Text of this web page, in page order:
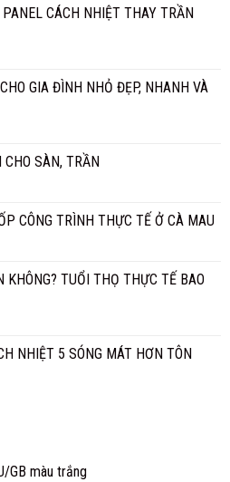
TIẾT
BÁO
CÁCH NHIỆT THAY TRẦN
NÊN
GIA ĐÌNH NHỎ ĐẸP, NHANH VÀ
SÀN, TRẦN
XPS CÔNG TRÌNH THỰC TẾ Ở CÀ MAU
KHÔNG? TUỔI THỌ THỰC TẾ BAO
NHIỆT 5 SÓNG MÁT HƠN TÔN
GB màu trắng